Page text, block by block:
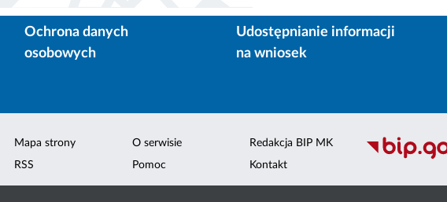
Ochrona danych
osobowych
Udostępnianie informacji
na wniosek
Mapa strony
RSS
O serwisie
Pomoc
Redakcja BIP MK
Kontakt